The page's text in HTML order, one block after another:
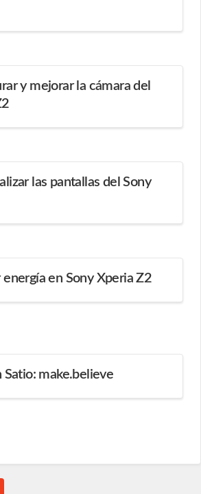
y mejorar la cámara del
las pantallas del Sony
en Sony Xperia Z2
Satio: make.believe